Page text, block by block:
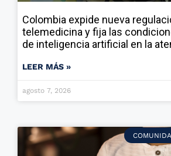
Colombia expide nueva
telemedicina y fija las
de inteligencia artificial en la
LEER MÁS »
agosto 7, 2026